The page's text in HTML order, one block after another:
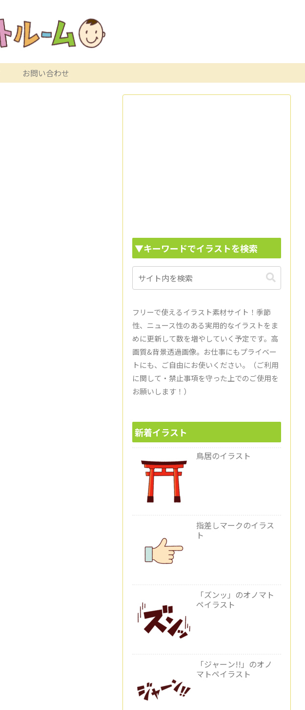
お問い合わせ
▼キーワードでイラストを検索
フリーで使えるイラスト素材サイト！季節
性、ニュース性のある実用的なイラストをま
めに更新して数を増やしていく予定です。高
画質&背景透過画像。お仕事にもプライベー
トにも、ご自由にお使いください。（ご利用
に関して・禁止事項を守った上でのご使用を
お願いします！）
新着イラスト
鳥居のイラスト
指差しマークのイラス
ト
「ズンッ」のオノマト
ペイラスト
「ジャーン!!」のオノ
マトペイラスト